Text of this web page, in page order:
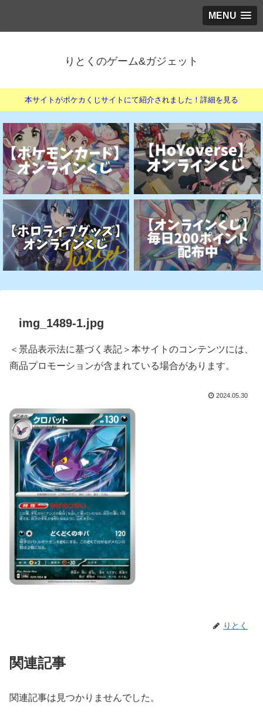
MENU
りとくのゲーム&ガジェット
本サイトがポケカくじサイトにて紹介されました！詳細を見る
img_1489-1.jpg
＜景品表示法に基づく表記＞本サイトのコンテンツには、
商品プロモーションが含まれている場合があります。
2024.05.30
りとく
関連記事
関連記事は見つかりませんでした。